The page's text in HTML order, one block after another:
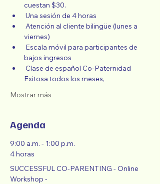
cuestan $30.
Una sesión de 4 horas
viernes)
bajos ingresos
Exitosa todos los meses,
Mostrar más
Agenda
9:00 a.m. - 1:00 p.m.
4 horas
SUCCESSFUL CO-PARENTING - Online
Workshop -